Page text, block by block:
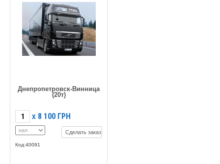
Днепропетровск-Винница
(20т)
X 8 100 ГРН
Сделать заказ
Код:40091